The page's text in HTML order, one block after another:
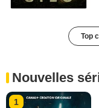
Top
Nouvelles
1